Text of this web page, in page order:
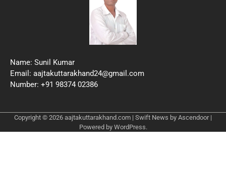
Name: Sunil Kumar
Email: aajtakuttarakhand24@gmail.com
Number: +91 98374 02386
Copyright © 2026 aajtakuttarakhand.com | Swift News by Ascendoor|
Powered by WordPress.